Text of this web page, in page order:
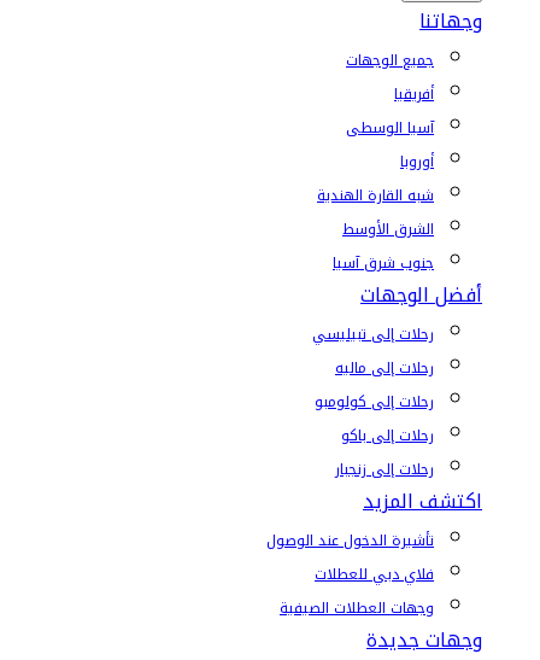
وجهاتنا
جميع الوجهات
أفريقيا
آسيا الوسطى
أوروبا
شبه القارة الهندية
الشرق الأوسط
جنوب شرق آسيا
أفضل الوجهات
رحلات إلى تبيليسي
رحلات إلى ماليه
رحلات إلى كولومبو
رحلات إلى باكو
رحلات إلى زنجبار
اكتشف المزيد
تأشيرة الدخول عند الوصول
فلاي دبي للعطلات
وجهات العطلات الصيفية
وجهات جديدة